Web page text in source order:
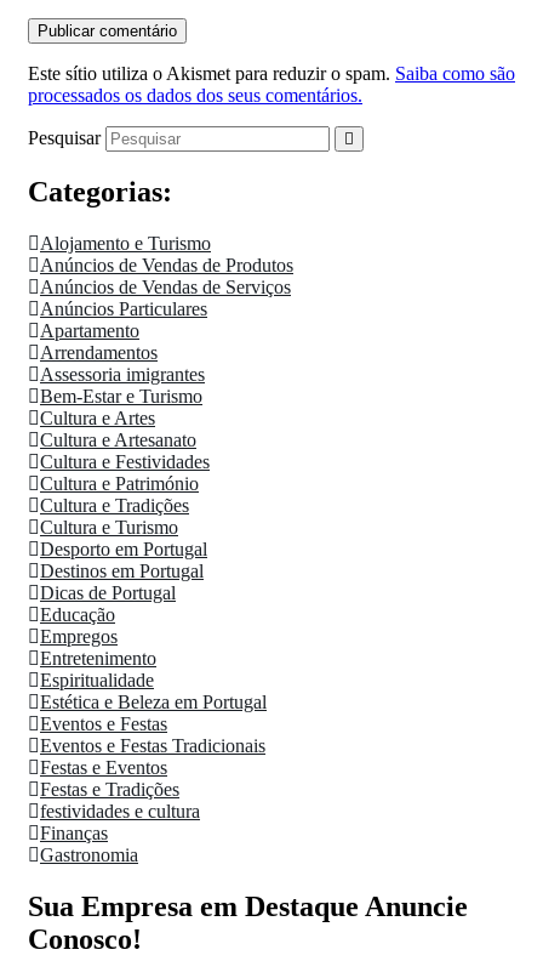
Este sítio utiliza o Akismet para reduzir o spam. Saiba como são
processados os dados dos seus comentários.
Pesquisar
Categorias:
Alojamento e Turismo
Anúncios de Vendas de Produtos
Anúncios de Vendas de Serviços
Anúncios Particulares
Apartamento
Arrendamentos
Assessoria imigrantes
Bem-Estar e Turismo
Cultura e Artes
Cultura e Artesanato
Cultura e Festividades
Cultura e Património
Cultura e Tradições
Cultura e Turismo
Desporto em Portugal
Destinos em Portugal
Dicas de Portugal
Educação
Empregos
Entretenimento
Espiritualidade
Estética e Beleza em Portugal
Eventos e Festas
Eventos e Festas Tradicionais
Festas e Eventos
Festas e Tradições
festividades e cultura
Finanças
Gastronomia
Sua Empresa em Destaque Anuncie
Conosco!